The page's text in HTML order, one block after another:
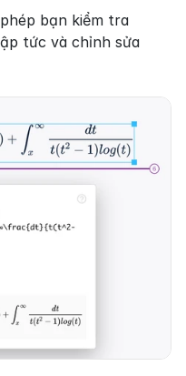
bạn kiểm tra
tức và chỉnh sửa